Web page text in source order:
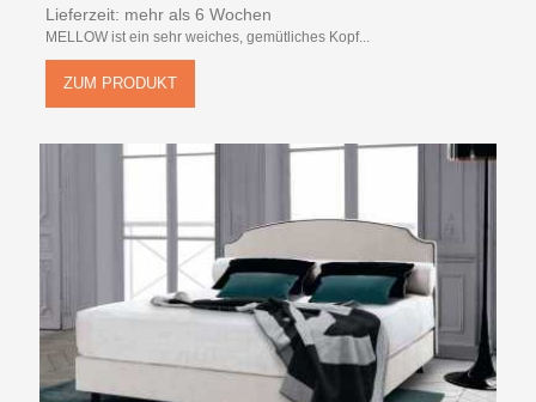
Lieferzeit: mehr als 6 Wochen
MELLOW ist ein sehr weiches, gemütliches Kopf...
ZUM PRODUKT